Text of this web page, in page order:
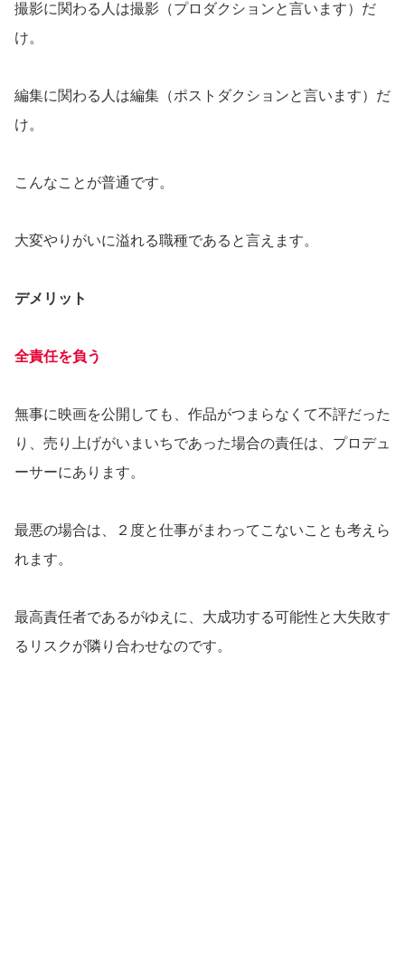
撮影に関わる人は撮影（プロダクションと言います）だ
け。
編集に関わる人は編集（ポストダクションと言います）だ
け。
こんなことが普通です。
大変やりがいに溢れる職種であると言えます。
デメリット
全責任を負う
無事に映画を公開しても、作品がつまらなくて不評だった
り、売り上げがいまいちであった場合の責任は、プロデュ
ーサーにあります。
最悪の場合は、２度と仕事がまわってこないことも考えら
れます。
最高責任者であるがゆえに、大成功する可能性と大失敗す
るリスクが隣り合わせなのです。